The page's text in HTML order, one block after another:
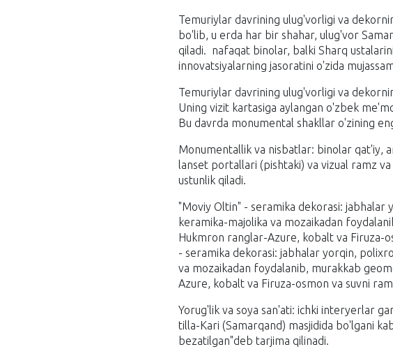
Temuriylar davrining ulug'vorligi va
bo'lib, u erda har bir shahar, ulug'vor
qiladi. nafaqat binolar, balki Sharq
innovatsiyalarning jasoratini o'zida
Temuriylar davrining ulug'vorligi va
Uning vizit kartasiga aylangan o'zbek
Bu davrda monumental shakllar o'zining
Monumentallik va nisbatlar: binolar qat'iy,
lanset portallari (pishtaki) va vizual ramz
ustunlik qiladi.
"Moviy Oltin" - seramika dekorasi:
keramika-majolika va mozaikadan
Hukmron ranglar-Azure, kobalt va Firuza-
- seramika dekorasi: jabhalar yorqin,
va mozaikadan foydalanib, murakkab
Azure, kobalt va Firuza-osmon va suvni
Yorug'lik va soya san'ati: ichki interyerlar
tilla-Kari (Samarqand) masjidida bo'lgani
bezatilgan"deb tarjima qilinadi.